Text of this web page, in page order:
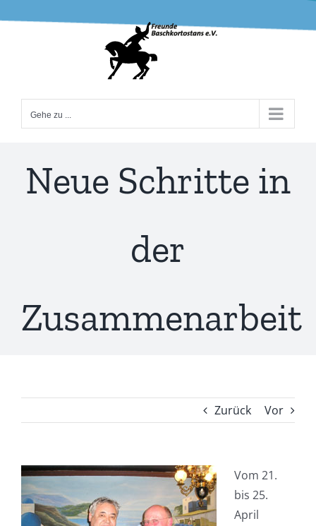
Gehe zu ...
Neue Schritte in
der
Zusammenarbeit
Zurück Vor
Vom 21.
bis 25.
April